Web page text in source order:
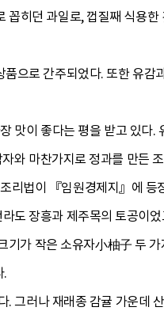
히던 과일로, 껍질째 식용
으로 간주되었다. 또한 유감
맛이 좋다는 평을 받고 있다.
와 마찬가지로 정과를 만든
리법이 『임원경제지』에 등
도 장흥과 제주목의 토공이
가 작은 소유자小柚子 두
.
그러나 재래종 감귤 가운데